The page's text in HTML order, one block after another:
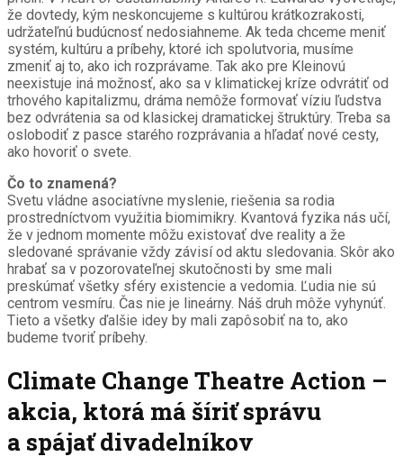
že dovtedy, kým neskoncujeme s kultúrou krátkozrakosti,
udržateľnú budúcnosť nedosiahneme. Ak teda chceme meniť
systém, kultúru a príbehy, ktoré ich spolutvoria, musíme
zmeniť aj to, ako ich rozprávame. Tak ako pre Kleinovú
neexistuje iná možnosť, ako sa v klimatickej kríze odvrátiť od
trhového kapitalizmu, dráma nemôže formovať víziu ľudstva
bez odvrátenia sa od klasickej dramatickej štruktúry. Treba sa
oslobodiť z pasce starého rozprávania a hľadať nové cesty,
ako hovoriť o svete.
Čo to znamená?
Svetu vládne asociatívne myslenie, riešenia sa rodia
prostredníctvom využitia biomimikry. Kvantová fyzika nás učí,
že v jednom momente môžu existovať dve reality a že
sledované správanie vždy závisí od aktu sledovania. Skôr ako
hrabať sa v pozorovateľnej skutočnosti by sme mali
preskúmať všetky sféry existencie a vedomia. Ľudia nie sú
centrom vesmíru. Čas nie je lineárny. Náš druh môže vyhynúť.
Tieto a všetky ďalšie idey by mali zapôsobiť na to, ako
budeme tvoriť príbehy.
Climate Change Theatre Action –
akcia, ktorá má šíriť správu
a spájať divadelníkov